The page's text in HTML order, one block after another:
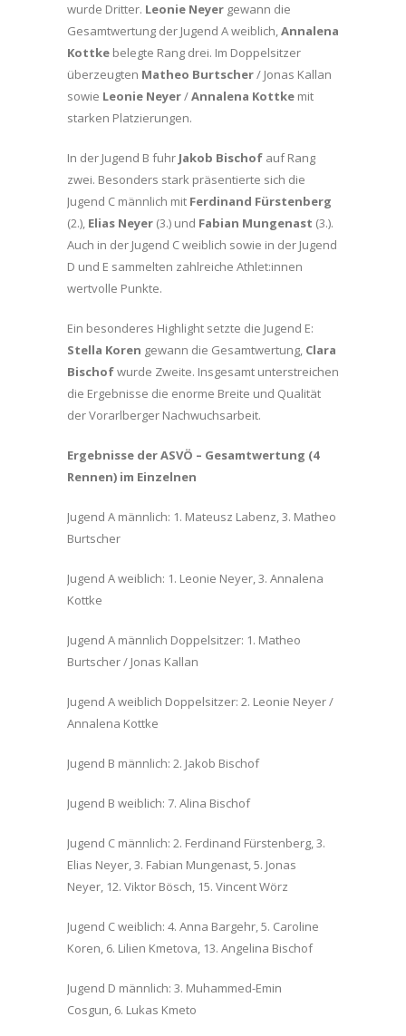
wurde Dritter. Leonie Neyer gewann die
Gesamtwertung der Jugend A weiblich,Annalena
Kottke belegte Rang drei. Im Doppelsitzer
überzeugten Matheo Burtscher/ Jonas Kallan
sowie Leonie Neyer/Annalena Kottke mit
starken Platzierungen.
In der Jugend B fuhr Jakob Bischof auf Rang
zwei. Besonders stark präsentierte sich die
Jugend C männlich mit Ferdinand Fürstenberg
(2.), Elias Neyer (3.) und Fabian Mungenast (3.).
Auch in der Jugend C weiblich sowie in der Jugend
D und E sammelten zahlreiche Athlet:innen
wertvolle Punkte.
Ein besonderes Highlight setzte die Jugend E:
Stella Koren gewann die Gesamtwertung, Clara
Bischofwurde Zweite. Insgesamt unterstreichen
die Ergebnisse die enorme Breite und Qualität
der Vorarlberger Nachwuchsarbeit.
Ergebnisse der ASVÖ – Gesamtwertung (4
Rennen) im Einzelnen
Jugend A männlich: 1. Mateusz Labenz, 3. Matheo
Burtscher
Jugend A weiblich: 1. Leonie Neyer, 3. Annalena
Kottke
Jugend A männlich Doppelsitzer: 1. Matheo
Burtscher / Jonas Kallan
Jugend A weiblich Doppelsitzer: 2. Leonie Neyer /
Annalena Kottke
Jugend B männlich: 2. Jakob Bischof
Jugend B weiblich: 7. Alina Bischof
Jugend C männlich: 2. Ferdinand Fürstenberg, 3.
Elias Neyer, 3. Fabian Mungenast, 5. Jonas
Neyer, 12. Viktor Bösch, 15. Vincent Wörz
Jugend C weiblich: 4. Anna Bargehr, 5. Caroline
Koren, 6. Lilien Kmetova, 13. Angelina Bischof
Jugend D männlich: 3. Muhammed-Emin
Cosgun, 6. Lukas Kmeto